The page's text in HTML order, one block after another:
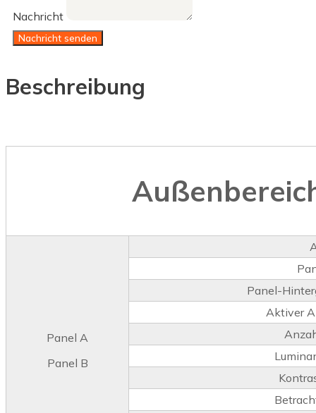
Nachricht
Nachricht senden
Beschreibung
Panel A
Panel B
Panel-
Aktiver